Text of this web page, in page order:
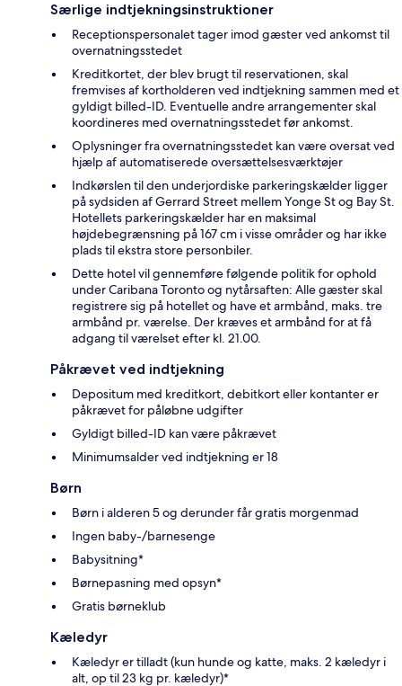
Særlige indtjekningsinstruktioner
Receptionspersonalet tager imod gæster ved ankomst til
overnatningsstedet
Kreditkortet, der blev brugt til reservationen, skal
fremvises af kortholderen ved indtjekning sammen med et
gyldigt billed-ID. Eventuelle andre arrangementer skal
koordineres med overnatningsstedet før ankomst.
Oplysninger fra overnatningsstedet kan være oversat ved
hjælp af automatiserede oversættelsesværktøjer
Indkørslen til den underjordiske parkeringskælder ligger
på sydsiden af Gerrard Street mellem Yonge St og Bay St.
Hotellets parkeringskælder har en maksimal
højdebegrænsning på 167 cm i visse områder og har ikke
plads til ekstra store personbiler.
Dette hotel vil gennemføre følgende politik for ophold
under Caribana Toronto og nytårsaften: Alle gæster skal
registrere sig på hotellet og have et armbånd, maks. tre
armbånd pr. værelse. Der kræves et armbånd for at få
adgang til værelset efter kl. 21.00.
Påkrævet ved indtjekning
Depositum med kreditkort, debitkort eller kontanter er
påkrævet for påløbne udgifter
Gyldigt billed-ID kan være påkrævet
Minimumsalder ved indtjekning er 18
Børn
Børn i alderen 5 og derunder får gratis morgenmad
Ingen baby-/barnesenge
Babysitning*
Børnepasning med opsyn*
Gratis børneklub
Kæledyr
Kæledyr er tilladt (kun hunde og katte, maks. 2 kæledyr i
alt, op til 23 kg pr. kæledyr)*